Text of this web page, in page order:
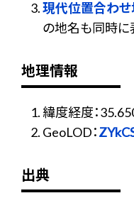
現代位置合わ
の地名も同時に
地理情報
緯度経度：
GeoLOD：
出典